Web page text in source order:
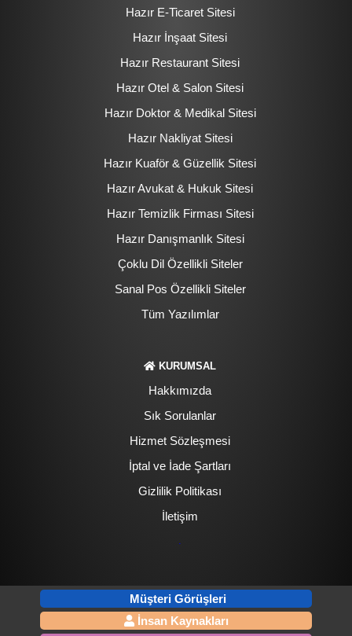
Hazır E-Ticaret Sitesi
Hazır İnşaat Sitesi
Hazır Restaurant Sitesi
Hazır Otel & Salon Sitesi
Hazır Doktor & Medikal Sitesi
Hazır Nakliyat Sitesi
Hazır Kuaför & Güzellik Sitesi
Hazır Avukat & Hukuk Sitesi
Hazır Temizlik Firması Sitesi
Hazır Danışmanlık Sitesi
Çoklu Dil Özellikli Siteler
Sanal Pos Özellikli Siteler
Tüm Yazılımlar
KURUMSAL
Hakkımızda
Sık Sorulanlar
Hizmet Sözleşmesi
İptal ve İade Şartları
Gizlilik Politikası
İletişim
.
Müşteri Görüşleri
İnsan Kaynakları